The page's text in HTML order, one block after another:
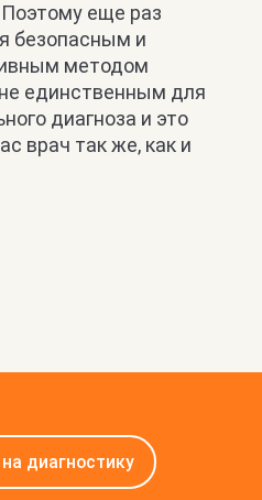
еще раз
безопасным и
методом
единственным для
диагноза и это
врач так же, как и
диагностику